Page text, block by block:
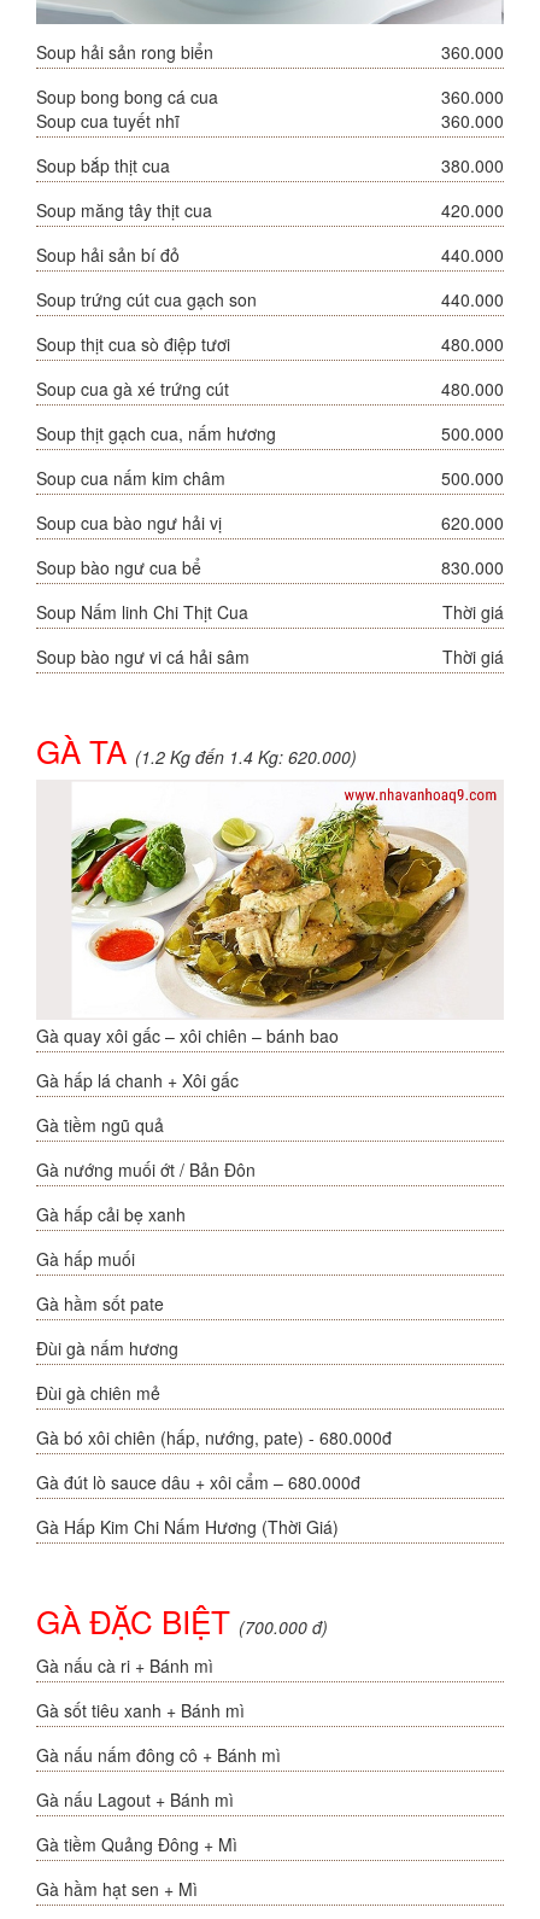
Soup hải sản rong biển
360.000
Soup bong bong cá cua
360.000
Soup cua tuyết nhĩ
360.000
Soup bắp thịt cua
380.000
Soup măng tây thịt cua
420.000
Soup hải sản bí đỏ
440.000
Soup trứng cút cua gạch son
440.000
Soup thịt cua sò điệp tươi
480.000
Soup cua gà xé trứng cút
480.000
Soup thịt gạch cua, nấm hương
500.000
Soup cua nấm kim châm
500.000
Soup cua bào ngư hải vị
620.000
Soup bào ngư cua bể
830.000
Soup Nấm linh Chi Thịt Cua
Thời giá
Soup bào ngư vi cá hải sâm
Thời giá
GÀ TA (1.2 Kg đến 1.4 Kg: 620.000)
Gà quay xôi gấc – xôi chiên – bánh bao
Gà hấp lá chanh + Xôi gấc
Gà tiềm ngũ quả
Gà nướng muối ớt / Bản Đôn
Gà hấp cải bẹ xanh
Gà hấp muối
Gà hầm sốt pate
Đùi gà nấm hương
Đùi gà chiên mẻ
Gà bó xôi chiên (hấp, nướng, pate) - 680.000đ
Gà đút lò sauce dâu + xôi cẩm – 680.000đ
Gà Hấp Kim Chi Nấm Hương (Thời Giá)
GÀ ĐẶC BIỆT (700.000 đ)
Gà nấu cà ri + Bánh mì
Gà sốt tiêu xanh + Bánh mì
Gà nấu nấm đông cô + Bánh mì
Gà nấu Lagout + Bánh mì
Gà tiềm Quảng Đông + Mì
Gà hầm hạt sen + Mì